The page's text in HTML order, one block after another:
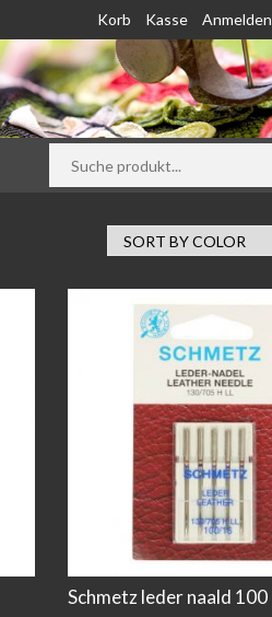
Korb Kasse Anmelden
Schmetz leder naald 100